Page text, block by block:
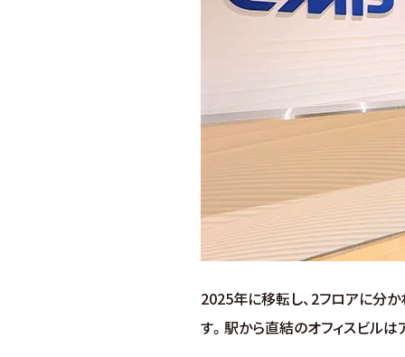
2025年に移転し、2フロアに分
す。駅から直結のオフィスビル